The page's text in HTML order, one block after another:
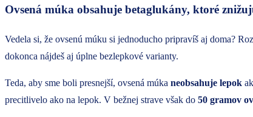
Ovsená múka obsahuje betaglukány, ktoré
Vedela si, že ovsenú múku si jednoducho pripravíš aj doma?
dokonca nájdeš aj úplne bezlepkové varianty.
Teda, aby sme boli presnejší, ovsená múka neobsahuje lepok
precitlivelo ako na lepok. V bežnej strave však do 50 gramov